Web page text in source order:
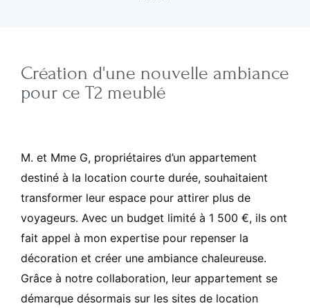
Création d'une nouvelle ambiance
pour ce T2 meublé
M. et Mme G, propriétaires d’un appartement
destiné à la location courte durée, souhaitaient
transformer leur espace pour attirer plus de
voyageurs. Avec un budget limité à 1 500 €, ils ont
fait appel à mon expertise pour repenser la
décoration et créer une ambiance chaleureuse.
Grâce à notre collaboration, leur appartement se
démarque désormais sur les sites de location